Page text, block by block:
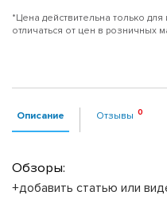
*Цена действительна только
отличаться от цен в розничных
Описание Отзывы
Обзоры:
+добавить статью или